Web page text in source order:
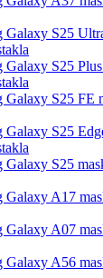
Galaxy S25
Galaxy S25 Plus
Galaxy S25 FE
Galaxy S25
Galaxy S25
Galaxy A17
Galaxy A07
Galaxy A56